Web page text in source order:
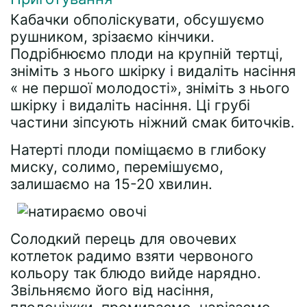
Кабачки обполіскувати, обсушуємо
рушником, зрізаємо кінчики.
Подрібнюємо плоди на крупній тертці,
зніміть з нього шкірку і видаліть насіння
« не першої молодості», зніміть з нього
шкірку і видаліть насіння. Ці грубі
частини зіпсують ніжний смак биточків.
Натерті плоди поміщаємо в глибоку
миску, солимо, перемішуємо,
залишаємо на 15-20 хвилин.
Солодкий перець для овочевих
котлеток радимо взяти червоного
кольору так блюдо вийде нарядно.
Звільняємо його від насіння,